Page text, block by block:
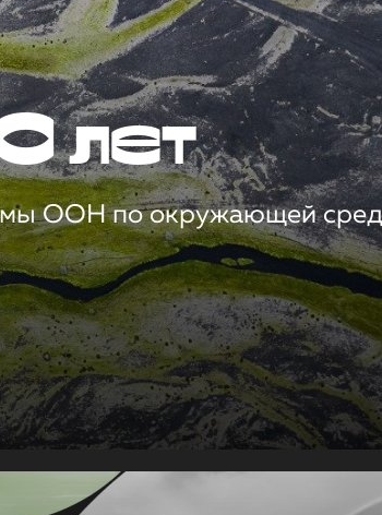
лет
ООН по окружающей